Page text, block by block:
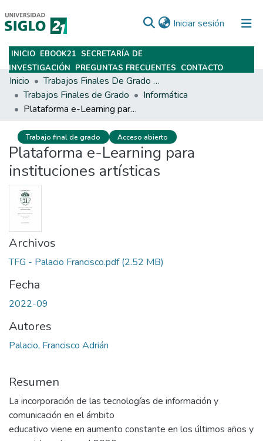
Iniciar sesión (current)
Subir
INICIO EBOOK21 SECRETARÍA DE
INVESTIGACIÓN PREGUNTAS FRECUENTES CONTACTO
Inicio
Trabajos Finales De Grado Y Posgrado
Trabajos Finales de Grado
Informática
Plataforma e-Learning para instituciones artísticas
Trabajo final de grado Acceso abierto
Plataforma e-Learning para
instituciones artísticas
Archivos
TFG - Palacio Francisco.pdf(2.52 MB)
Fecha
2022-09
Autores
Palacio, Francisco Adrián
Resumen
La incorporación de las tecnologías de información y
comunicación en el ámbito
educativo viene en aumento constante en los últimos años y